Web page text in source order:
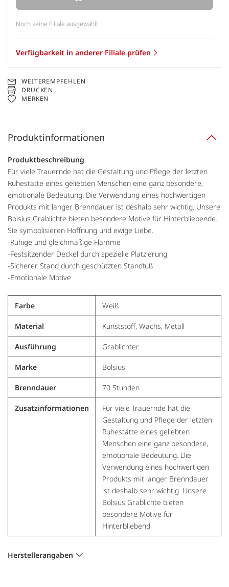
Noch keine Filiale ausgewählt
Verfügbarkeit in anderer Filiale prüfen
WEITEREMPFEHLEN
DRUCKEN
MERKEN
Produktinformationen
Produktbeschreibung
Für viele Trauernde hat die Gestaltung und Pflege der letzten
Ruhestätte eines geliebten Menschen eine ganz besondere,
emotionale Bedeutung. Die Verwendung eines hochwertigen
Produkts mit langer Brenndauer ist deshalb sehr wichtig. Unsere
Bolsius Grablichte bieten besondere Motive für Hinterbliebende.
Sie symbolisieren Hoffnung und ewige Liebe.
-Ruhige und gleichmäßige Flamme
-Festsitzender Deckel durch spezielle Platzierung
-Sicherer Stand durch geschützten Standfuß
-Emotionale Motive
Farbe Weiß
Material Kunststoff, Wachs, Metall
Ausführung Grablichter
Marke Bolsius
Brenndauer 70 Stunden
Zusatzinformationen
Für viele Trauernde hat die
Gestaltung und Pflege der letzten
Ruhestätte eines geliebten
Menschen eine ganz besondere,
emotionale Bedeutung. Die
Verwendung eines hochwertigen
Produkts mit langer Brenndauer
ist deshalb sehr wichtig. Unsere
Bolsius Grablichte bieten
besondere Motive für
Hinterbliebend
Herstellerangaben